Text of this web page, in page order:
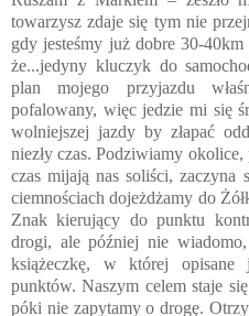
towarzysz zdaje się tym nie
gdy jesteśmy już dobre 30-
że...jedyny kluczyk do
plan mojego przyjazdu
pofalowany, więc jedzie mi się
wolniejszej jazdy by złapać
niezły czas. Podziwiamy
czas mijają nas soliści, zaczyna
ciemnościach dojeżdżamy do
Znak kierujący do punktu
drogi, ale później nie
książeczkę, w której opisane
punktów. Naszym celem staje
póki nie zapytamy o drogę.